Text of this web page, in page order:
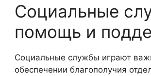
Социальные
помощь и
Социальные службы играют
обеспечении благополучия